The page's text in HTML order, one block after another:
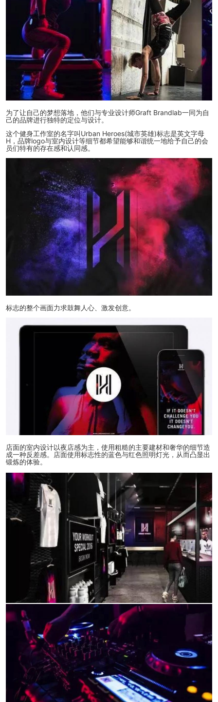
为了让自己的梦想落地，他们与专业设计师Graft Brandlab一同为自
己的品牌进行独特的定位与设计。
这个健身工作室的名字叫Urban Heroes(城市英雄)标志是英文字母
H，品牌logo与室内设计等细节都希望能够和谐统一地给予自己的会
员们特有的存在感和认同感。
标志的整个画面力求鼓舞人心、激发创意。
店面的室内设计以夜店感为主，使用粗糙的主要建材和奢华的细节造
成一种反差感。店面使用标志性的蓝色与红色照明灯光，从而凸显出
锻炼的体验。